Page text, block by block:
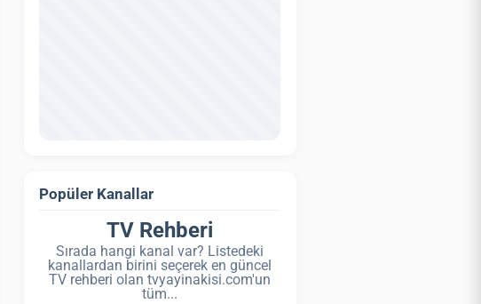
Popüler Kanallar
TV Rehberi
Sırada hangi kanal var? Listedeki
kanallardan birini seçerek en güncel
TV rehberi olan tvyayinakisi.com'un
tüm...